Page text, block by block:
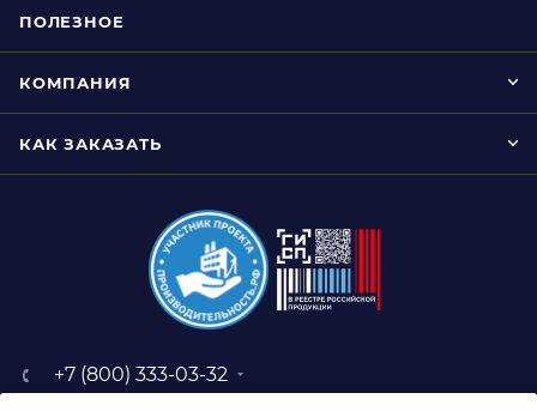
ПОЛЕЗНОЕ
КОМПАНИЯ
КАК ЗАКАЗАТЬ
+7 (800) 333-03-32